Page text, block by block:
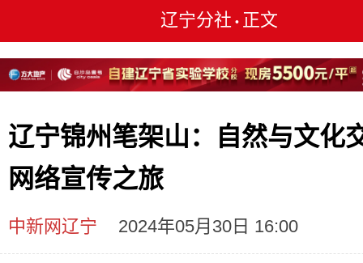
辽宁分社 • 正文
辽宁锦州笔架山：自然与文化
网络宣传之旅
中新网辽宁 2024年05月30日 16:00